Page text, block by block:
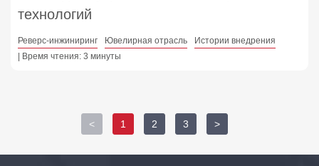
технологий
Реверс-инжиниринг Ювелирная отрасль
Истории внедрения
| Время чтения: 3 минуты
< 1 2 3 >